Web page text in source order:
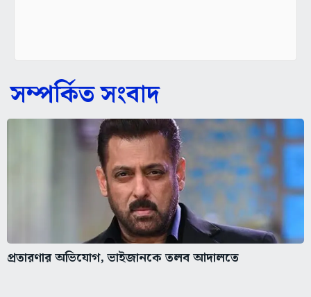
সম্পর্কিত সংবাদ
প্রতারণার অভিযোগ, ভাইজানকে তলব আদালতে